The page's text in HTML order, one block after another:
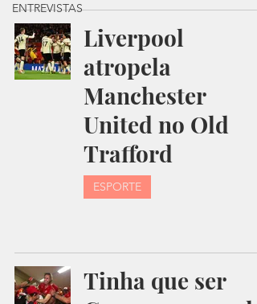
ENTREVISTAS
Liverpool
atropela
Manchester
United no Old
Trafford
ESPORTE
Tinha que ser